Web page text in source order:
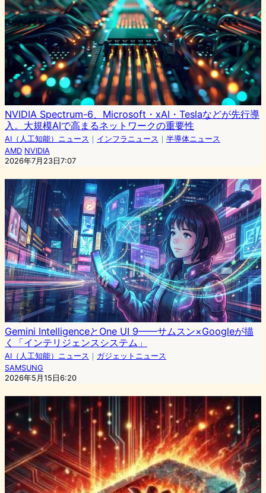
NVIDIA Spectrum-6、Microsoft・xAI・Teslaなどが先行導
入。大規模AIで高まるネットワークの重要性
AI（人工知能）ニュース ｜ インフラニュース ｜ 半導体ニュース
AMD NVIDIA
2026年7月23日7:07
Gemini IntelligenceとOne UI 9——サムスン×Googleが描
く「インテリジェンスシステム」
AI（人工知能）ニュース ｜ ガジェットニュース
SAMSUNG
2026年5月15日6:20